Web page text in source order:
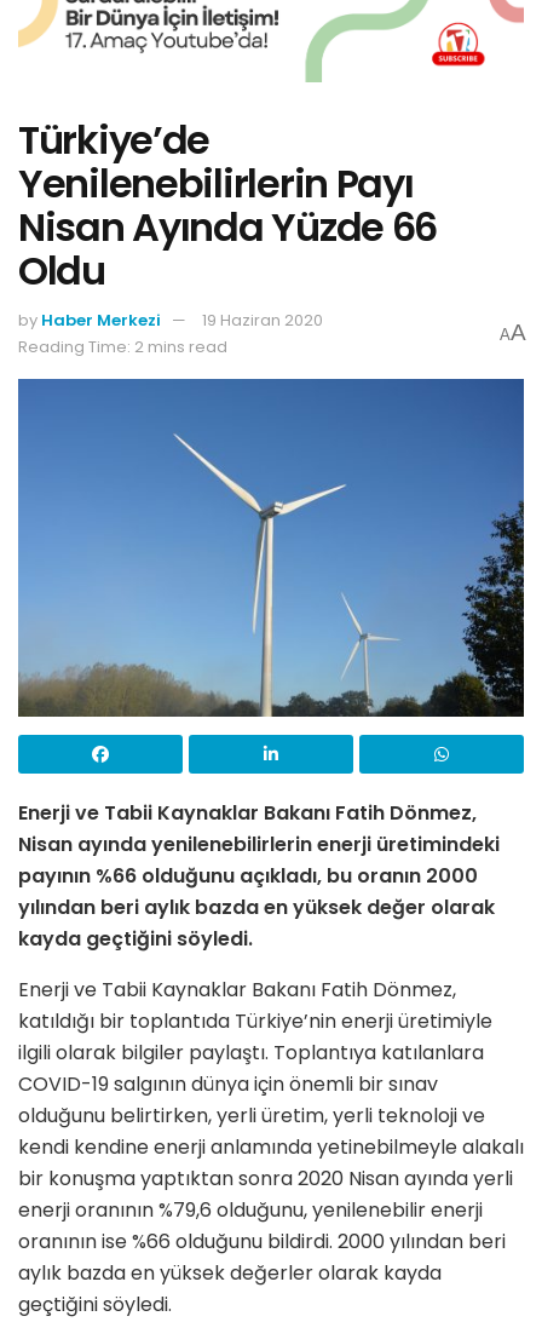
Türkiye’de
Yenilenebilirlerin Payı
Nisan Ayında Yüzde 66
Oldu
by Haber Merkezi
19 Haziran 2020
Reading Time: 2 mins read
AA
Enerji ve Tabii Kaynaklar Bakanı Fatih Dönmez,
Nisan ayında yenilenebilirlerin enerji üretimindeki
payının %66 olduğunu açıkladı, bu oranın 2000
yılından beri aylık bazda en yüksek değer olarak
kayda geçtiğini söyledi.
Enerji ve Tabii Kaynaklar Bakanı Fatih Dönmez,
katıldığı bir toplantıda Türkiye’nin enerji üretimiyle
ilgili olarak bilgiler paylaştı. Toplantıya katılanlara
COVID-19 salgının dünya için önemli bir sınav
olduğunu belirtirken, yerli üretim, yerli teknoloji ve
kendi kendine enerji anlamında yetinebilmeyle alakalı
bir konuşma yaptıktan sonra 2020 Nisan ayında yerli
enerji oranının %79,6 olduğunu, yenilenebilir enerji
oranının ise %66 olduğunu bildirdi. 2000 yılından beri
aylık bazda en yüksek değerler olarak kayda
geçtiğini söyledi.